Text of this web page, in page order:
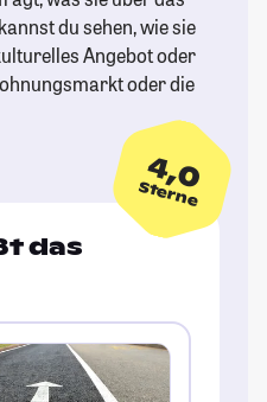
du sehen, wie sie
Angebot oder
oder die
4,0
Sterne
das